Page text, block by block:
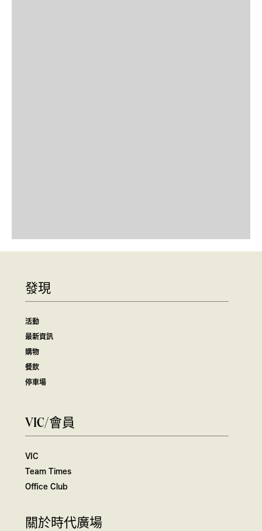
發現
活動
最新資訊
購物
餐飲
停車場
VIC/會員
VIC
Team Times
Office Club
關於時代廣場